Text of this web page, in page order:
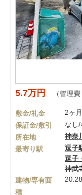
5.7万円 （管理
敷金/礼金
2ヶ
保証金/敷引
なし/
所在地
神奈
最寄り駅
逗子
逗子
神武
建物/専有面
積